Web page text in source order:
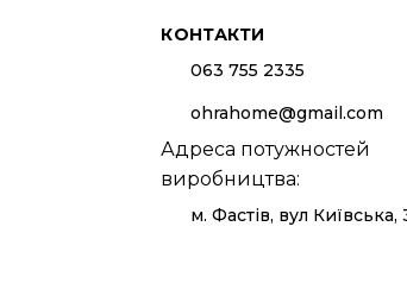
КОНТАКТИ
063 755 2335
ohrahome@gmail.com
Адреса потужностей
виробництва:
м. Фастів, вул Київська,